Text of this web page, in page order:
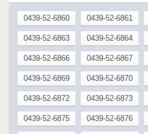
0439-52-6860 0439-52-6861
0439-52-6863 0439-52-6864
0439-52-6866 0439-52-6867
0439-52-6869 0439-52-6870
0439-52-6872 0439-52-6873
0439-52-6875 0439-52-6876